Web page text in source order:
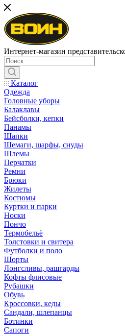
Интернет-магазин
Каталог
Одежда
Головные уборы
Балаклавы
Бейсболки, кепки
Панамы
Шапки
Шемаги, шарфы, снуды
Шлемы
Перчатки
Ремни
Брюки
Жилеты
Костюмы
Куртки и парки
Носки
Пончо
Термобельё
Толстовки и свитера
Футболки и поло
Шорты
Лонгсливы, рашгарды
Кофты флисовые
Рубашки
Обувь
Кроссовки, кеды
Сандали, шлепанцы
Ботинки
Сапоги